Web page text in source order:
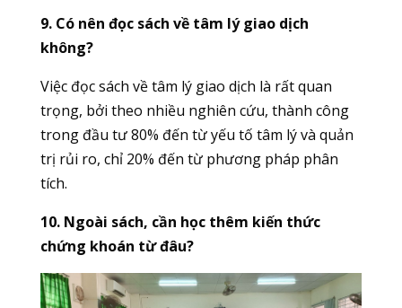
9. Có nên đọc sách về tâm lý giao dịch
không?
Việc đọc sách về tâm lý giao dịch là rất quan
trọng, bởi theo nhiều nghiên cứu, thành công
trong đầu tư 80% đến từ yếu tố tâm lý và quản
trị rủi ro, chỉ 20% đến từ phương pháp phân
tích.
10. Ngoài sách, cần học thêm kiến thức
chứng khoán từ đâu?